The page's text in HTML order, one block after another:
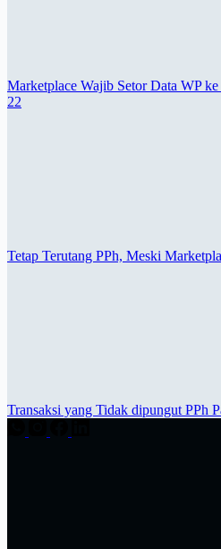
Marketplace Wajib Setor Data WP
22
Tetap Terutang PPh, Meski
Transaksi yang Tidak dipungut PPh